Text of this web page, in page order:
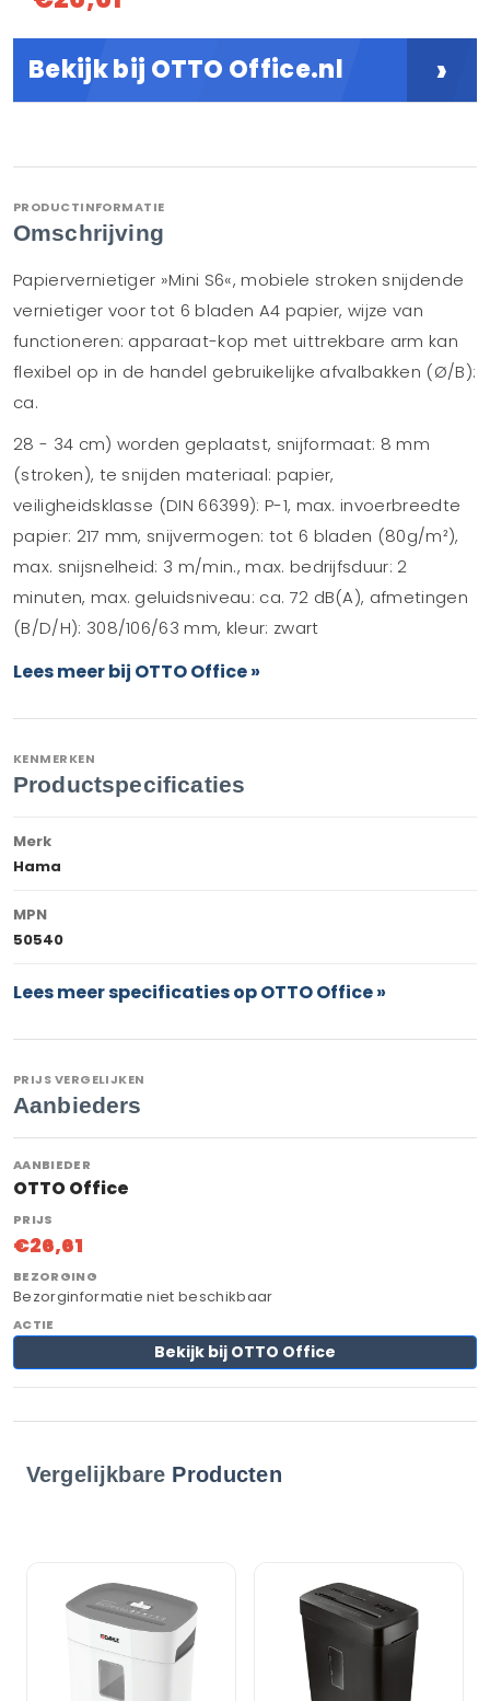
Bekijk bij OTTO Office.nl ›
PRODUCTINFORMATIE
Omschrijving
Papiervernietiger »Mini S6«, mobiele stroken snijdende
vernietiger voor tot 6 bladen A4 papier, wijze van
functioneren: apparaat-kop met uittrekbare arm kan
flexibel op in de handel gebruikelijke afvalbakken (Ø/B):
ca.
28 - 34 cm) worden geplaatst, snijformaat: 8 mm
(stroken), te snijden materiaal: papier,
veiligheidsklasse (DIN 66399): P-1, max. invoerbreedte
papier: 217 mm, snijvermogen: tot 6 bladen (80g/m²),
max. snijsnelheid: 3 m/min., max. bedrijfsduur: 2
minuten, max. geluidsniveau: ca. 72 dB(A), afmetingen
(B/D/H): 308/106/63 mm, kleur: zwart
Lees meer bij OTTO Office »
KENMERKEN
Productspecificaties
Merk
Hama
MPN
50540
Lees meer specificaties op OTTO Office »
PRIJS VERGELIJKEN
Aanbieders
OTTO Office
€26,61
Bezorginformatie niet beschikbaar
Bekijk bij OTTO Office
Vergelijkbare Producten